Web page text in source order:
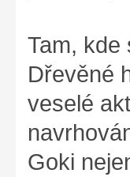
Tam, kde
Dřevěné
veselé
Goki